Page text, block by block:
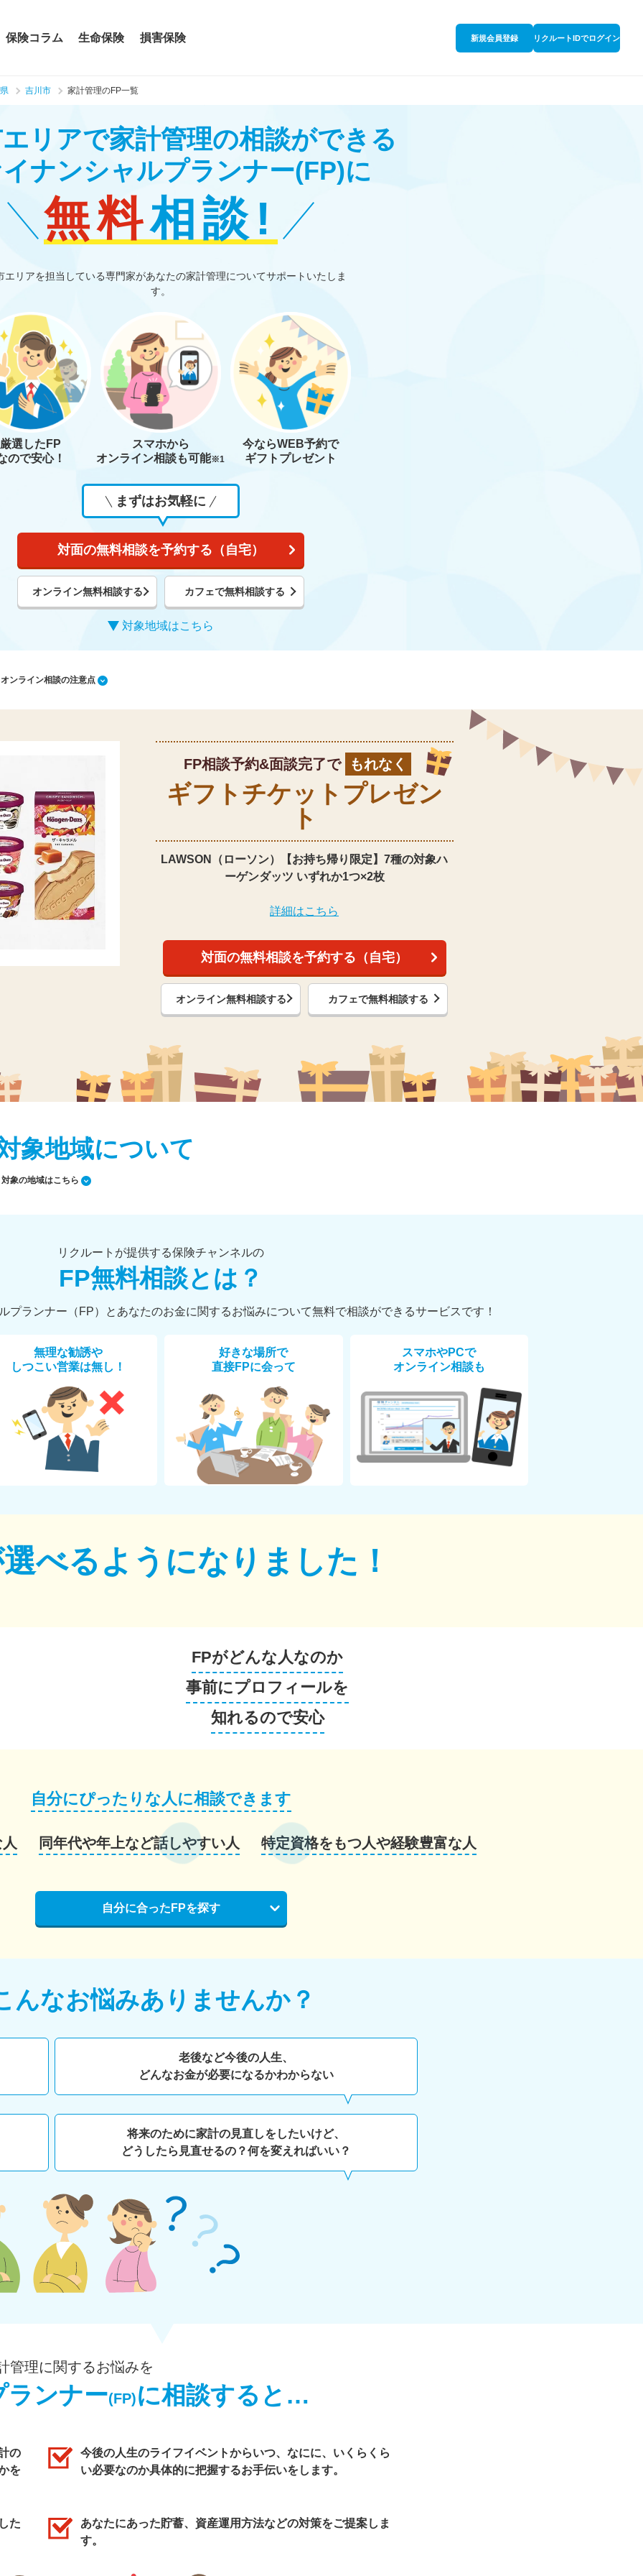
保険コラム 生命保険 損害保険 新規会員登録 リクルートIDでログイン
吉川市 家計管理のFP一覧
リアで家計管理の相談ができる
ナンシャルプランナー(FP)に
無料相談!
エリアを担当している専門家があなたの家計管理についてサポートいたしま
す。
厳選したFP
ので安心！
スマホから
オンライン相談も可能※1
今ならWEB予約で
ギフトプレゼント
まずはお気軽に
対面の無料相談を予約する（自宅）
オンライン無料相談する カフェで無料相談する
対象地域はこちら
ンライン相談の注意点
FP相談予約&面談完了で もれなく
ギフトチケット プレゼン
ト
LAWSON（ローソン）【お持ち帰り限定】 7種の対象ハ
ーゲンダッツ いずれか1つ×2枚
詳細はこちら
対面の無料相談を予約する（自宅）
オンライン無料相談する カフェで無料相談する
象地域について
対象の地域はこちら
リクルートが提供する保険チャンネルの
FP無料相談とは？
プランナー（FP）とあなたのお金に関するお悩みについて無料で相談ができるサービスです！
無理な勧誘や
しつこい営業は無し！
好きな場所で
直接FPに会って
スマホやPCで
オンライン相談も
べるようになりました！
FPがどんな人なのか
事前にプロフィールを
知れるので安心
自分にぴったりな人に相談できます
同年代や年上など話しやすい人 特定資格をもつ人や経験豊富な人
自分に合ったFPを探す
んなお悩みありませんか？
老後など今後の人生、
どんなお金が必要になるかわからない
将来のために家計の見直しをしたいけど、
どうしたら見直せるの？何を変えればいい？
管理に関するお悩みを
ランナー(FP)に相談すると…
の
を
今後の人生のライフイベントからいつ、なにに、いくらくら
い必要なのか具体的に把握するお手伝いをします。
た
あなたにあった貯蓄、資産運用方法などの対策をご提案しま
す。